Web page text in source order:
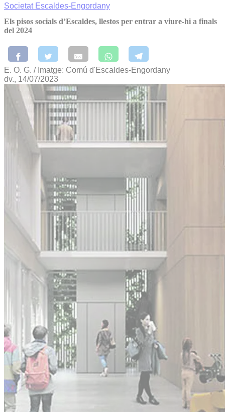
Societat Escaldes-Engordany
Els pisos socials d’Escaldes, llestos per entrar a viure-hi a finals
del 2024
E. O. G. / Imatge: Comú d'Escaldes-Engordany
dv., 14/07/2023